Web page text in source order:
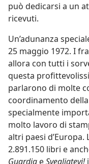
può dedicarsi a un
ricevuti.
Un’adunanza
25 maggio 1972. I
allora con tutti i
questa
parlarono di molte
coordinamento
specialmente
molto lavoro di
altri paesi
2.891.150 libri e
Guardia eSvegliatevi!